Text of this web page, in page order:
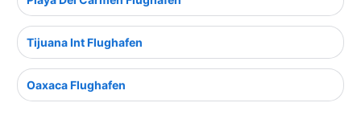
Tijuana Int Flughafen
Oaxaca Flughafen